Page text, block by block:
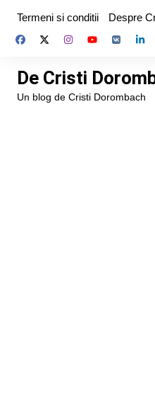
content
Termeni si conditii Despre
De Cristi
Un blog de Cristi Dorombach